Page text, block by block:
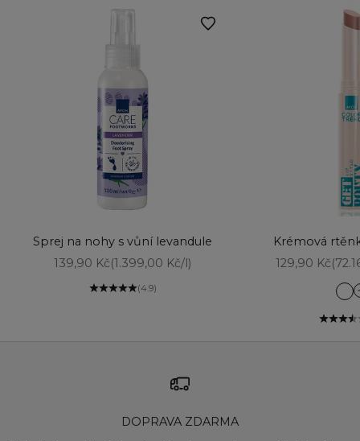
Sprej na nohy s vůní levandule
Prodejní cena
139,90 Kč(1.399,00 Kč/l)
(4.9)
Krémová
Prodejní cena
129,90 Kč
DOPRAVA ZDARMA